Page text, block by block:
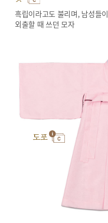
흑립이라고도 불리며, 남성들이
외출할 때 쓰던 모자
도포